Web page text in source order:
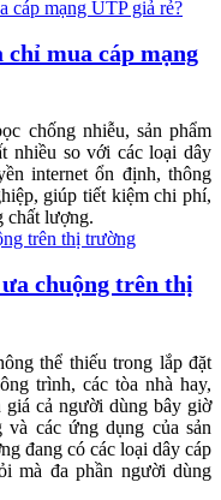
chỉ mua cáp mạng
chống nhiễu, sản phẩm
nhiều so với các loại dây
internet ổn định, thông
giúp tiết kiệm chi phí,
chất lượng.
chuộng trên thị
thể thiếu trong lắp đặt
trình, các tòa nhà hay,
giá cả người dùng bây giờ
và các ứng dụng của sản
đang có các loại dây cáp
mà đa phần người dùng